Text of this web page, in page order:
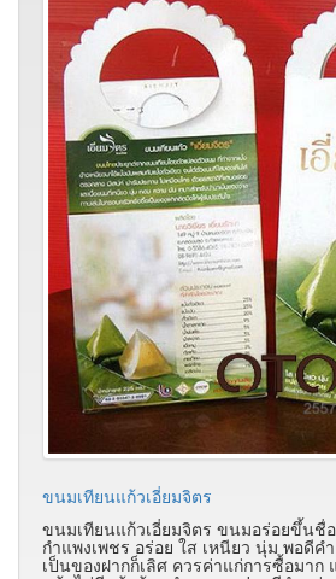
ขนมเทียนแก้วเอี่ยมจิตร
ขนมเทียนแก้วเอี่ยมจิตร ขนมอร่อยขึ้นชื่
กำแพงเพชร อร่อย ใส เหนียว นุ่ม พอดีค
เป็นของฝากก็เลิศ ควรค่าแก่การซื้อมาก